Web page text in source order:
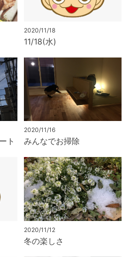
2020/11/18
11/18(水)
ト
2020/11/16
みんなでお掃除
2020/11/12
冬の楽しさ